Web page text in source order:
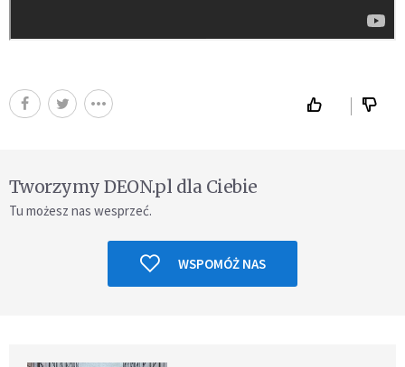
Tworzymy DEON.pl dla Ciebie
Tu możesz nas wesprzeć.
WSPOMÓŻ NAS